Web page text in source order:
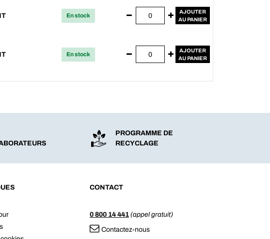
En stock
AJOUTER
AU PANIER
En stock
AJOUTER
AU PANIER
PROGRAMME DE
RECYCLAGE
CONTACT
0 800 14 441 (appel gratuit)
Contactez-nous